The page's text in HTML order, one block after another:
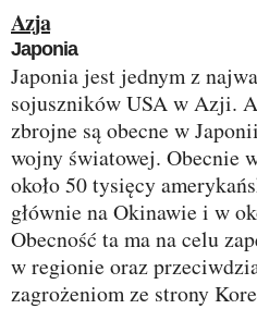
Azja
Japonia
Japonia jest jednym z najważniejszych
sojuszników USA w Azji.
zbrojne są obecne w
wojny światowej. Obecnie
około 50 tysięcy
głównie na Okinawie i w
Obecność ta ma na celu
w regionie oraz
zagrożeniom ze strony